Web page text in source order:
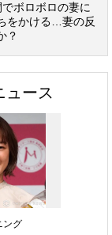
ボロボロの妻に
をかける…妻の反
？
ュース
ング